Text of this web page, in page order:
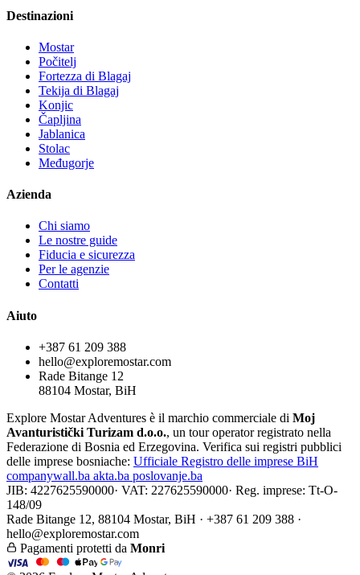
Destinazioni
Mostar
Počitelj
Fortezza di Blagaj
Tekija di Blagaj
Konjic
Čapljina
Jablanica
Stolac
Međugorje
Azienda
Chi siamo
Le nostre guide
Fiducia e sicurezza
Per le agenzie
Contatti
Aiuto
+387 61 209 388
hello@exploremostar.com
Rade Bitange 12
88104 Mostar, BiH
Explore Mostar Adventures è il marchio commerciale di Moj
Avanturistički Turizam d.o.o., un tour operator registrato nella
Federazione di Bosnia ed Erzegovina. Verifica sui registri pubblici
delle imprese bosniache: Ufficiale Registro delle imprese BiH
companywall.ba akta.ba poslovanje.ba
JIB: 4227625590000· VAT: 227625590000· Reg. imprese: Tt-O-
148/09
Rade Bitange 12, 88104 Mostar, BiH · +387 61 209 388 ·
hello@exploremostar.com
Pagamenti protetti da Monri